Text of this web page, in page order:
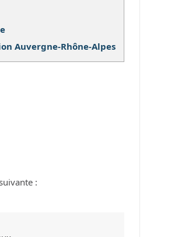
Auvergne-Rhône-Alpes
: